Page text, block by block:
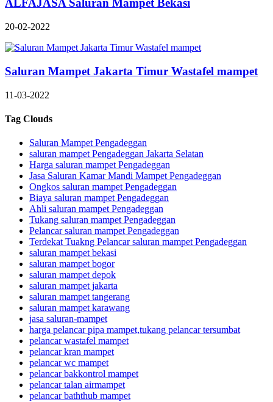
ALFAJASA Saluran Mampet Bekasi
20-02-2022
Saluran Mampet Jakarta Timur Wastafel mampet
11-03-2022
Tag Clouds
Saluran Mampet Pengadeggan
saluran mampet Pengadeggan Jakarta Selatan
Harga saluran mampet Pengadeggan
Jasa Saluran Kamar Mandi Mampet Pengadeggan
Ongkos saluran mampet Pengadeggan
Biaya saluran mampet Pengadeggan
Ahli saluran mampet Pengadeggan
Tukang saluran mampet Pengadeggan
Pelancar saluran mampet Pengadeggan
Terdekat Tuakng Pelancar saluran mampet Pengadeggan
saluran mampet bekasi
saluran mampet bogor
saluran mampet depok
saluran mampet jakarta
saluran mampet tangerang
saluran mampet karawang
jasa saluran-mampet
harga pelancar pipa mampet,tukang pelancar tersumbat
pelancar wastafel mampet
pelancar kran mampet
pelancar wc mampet
pelancar bakkontrol mampet
pelancar talan airmampet
pelancar baththub mampet